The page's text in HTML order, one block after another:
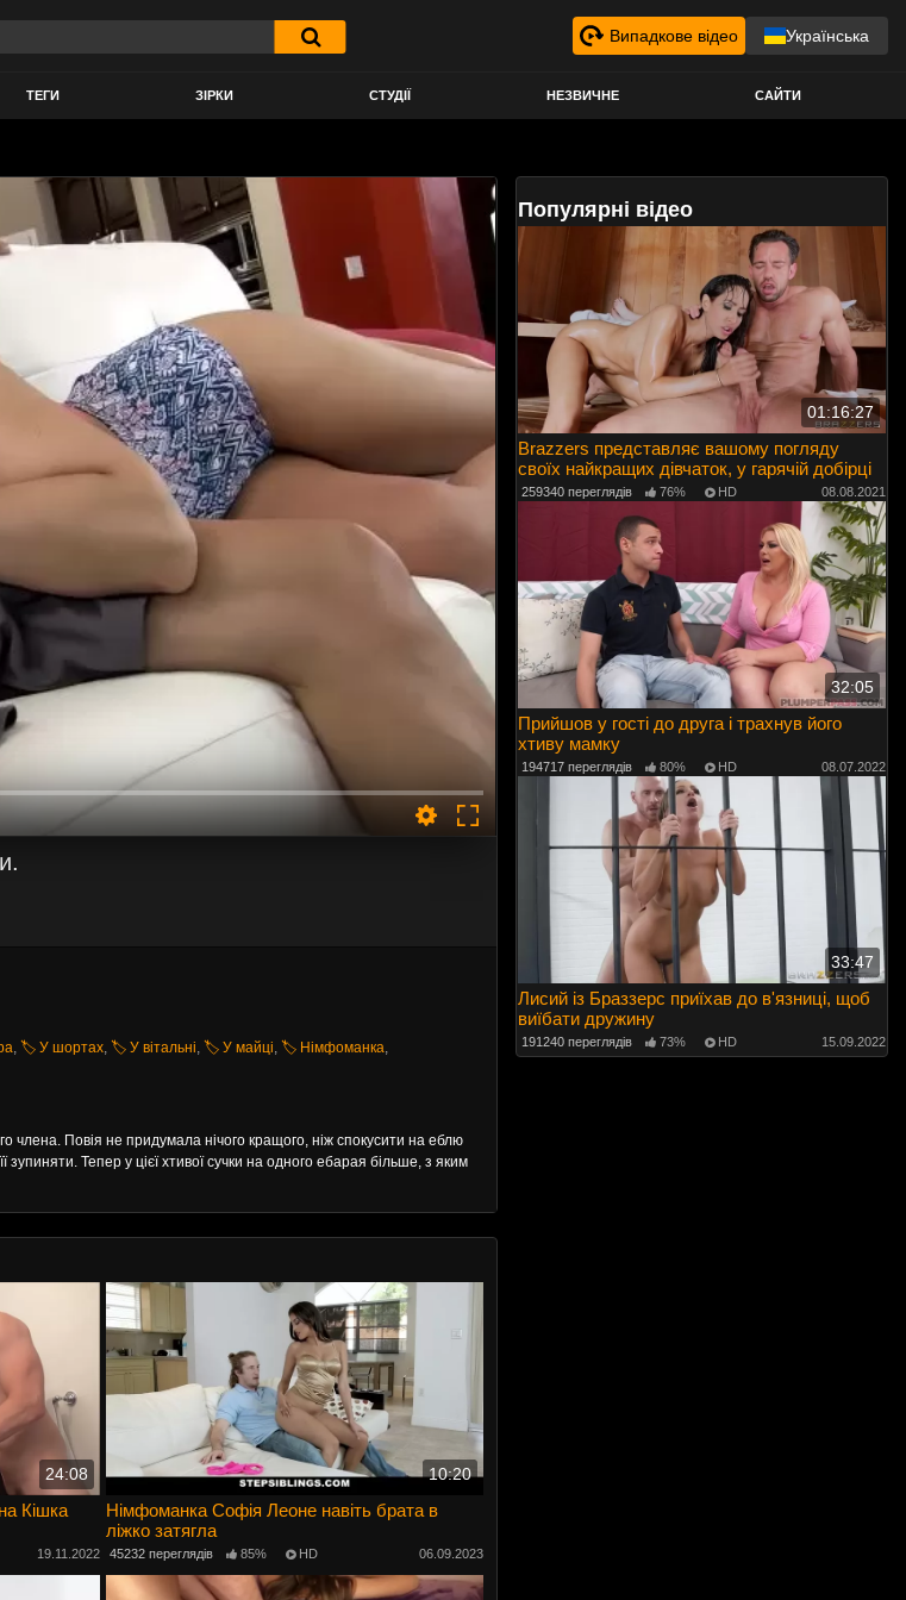
Випадкове відео Українська
ТЕГИ ЗІРКИ СТУДІЇ НЕЗВИЧНЕ САЙТИ
, 🏷️ У шортах, 🏷️ У вітальні, 🏷️ У майці, 🏷️ Німфоманка,
члена. Повія не придумала нічого кращого, ніж спокусити на еблю
Тепер у цієї хтивої сучки на одного ебарая більше, з яким
24:08
Кішка
19.11.2022
10:20
Німфоманка Софія Леоне навіть брата в
ліжко затягла
45232 переглядів 85% HD 06.09.2023
Популярні відео
01:16:27
Brazzers представляє вашому погляду
своїх найкращих дівчаток, у гарячій добірці
259340 переглядів 76% HD 08.08.2021
32:05
Прийшов у гості до друга і трахнув його
хтиву мамку
194717 переглядів 80% HD 08.07.2022
33:47
Лисий із Браззерс приїхав до в'язниці, щоб
виїбати дружину
191240 переглядів 73% HD 15.09.2022